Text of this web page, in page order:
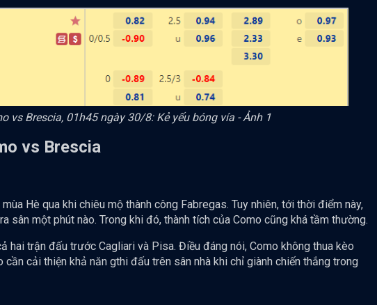
vs Brescia, 01h45 ngày 30/8: Kẻ yếu bóng vía - Ảnh 1
vs Brescia
Hè qua khi chiêu mộ thành công Fabregas. Tuy nhiên, tới thời điểm này,
sân một phút nào. Trong khi đó, thành tích của Como cũng khá tầm thường.
hai trận đấu trước Cagliari và Pisa. Điều đáng nói, Como không thua kèo
cần cải thiện khả năn gthi đấu trên sân nhà khi chỉ giành chiến thắng trong